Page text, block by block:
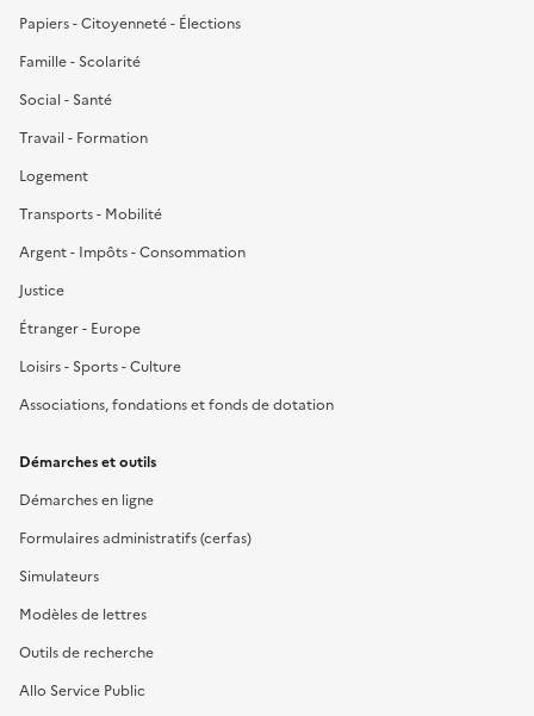
Papiers - Citoyenneté - Élections
Famille - Scolarité
Social - Santé
Travail - Formation
Logement
Transports - Mobilité
Argent - Impôts - Consommation
Justice
Étranger - Europe
Loisirs - Sports - Culture
Associations, fondations et fonds de dotation
Démarches et outils
Démarches en ligne
Formulaires administratifs (cerfas)
Simulateurs
Modèles de lettres
Outils de recherche
Allo Service Public